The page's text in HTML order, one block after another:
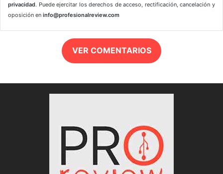
privacidad. Puede ejercitar los derechos de acceso, rectificación, cancelación y
oposición en info@profesionalreview.com
VER COMENTARIOS